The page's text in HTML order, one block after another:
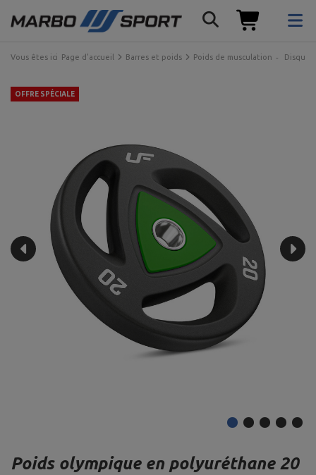
Vous êtes ici Page d'accueil Barres et poids Poids de musculation
OFFRE SPÉCIALE
Poids olympique en polyuréthane 20